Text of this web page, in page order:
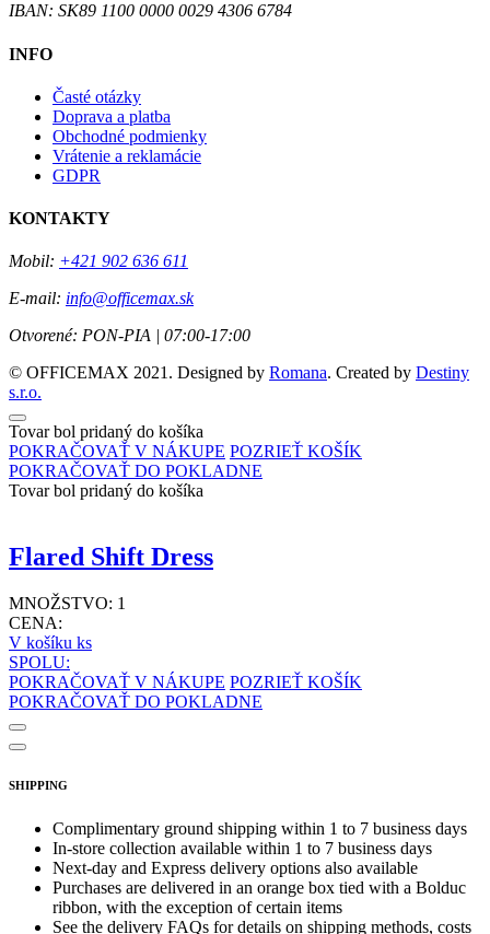
IBAN: SK89 1100 0000 0029 4306 6784
INFO
Časté otázky
Doprava a platba
Obchodné podmienky
Vrátenie a reklamácie
GDPR
KONTAKTY
Mobil: +421 902 636 611
E-mail: info@officemax.sk
Otvorené: PON-PIA | 07:00-17:00
© OFFICEMAX 2021. Designed by Romana. Created by Destiny
s.r.o.
Tovar bol pridaný do košíka
POKRAČOVAŤ V NÁKUPE POZRIEŤ KOŠÍK
POKRAČOVAŤ DO POKLADNE
Tovar bol pridaný do košíka
Flared Shift Dress
MNOŽSTVO: 1
CENA:
V košíku ks
SPOLU:
POKRAČOVAŤ V NÁKUPE POZRIEŤ KOŠÍK
POKRAČOVAŤ DO POKLADNE
SHIPPING
Complimentary ground shipping within 1 to 7 business days
In-store collection available within 1 to 7 business days
Next-day and Express delivery options also available
Purchases are delivered in an orange box tied with a Bolduc
ribbon, with the exception of certain items
See the delivery FAQs for details on shipping methods, costs